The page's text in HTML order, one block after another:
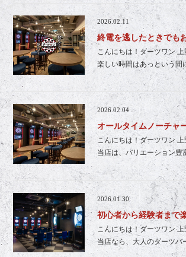
2026.02.11
終電を逃したときでも
こんにちは！ダーツワン 上
楽しい時間はあっという
2026.02.04
オールタイムノーチャ
こんにちは！ダーツワン 上
当店は、バリエーション
2026.01.30
初心者から経験者まで
こんにちは！ダーツワン
当店なら、大人のダーツ